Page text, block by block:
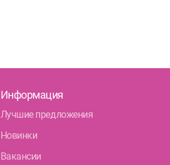
Информация
Лучшие предложения
Новинки
Вакансии